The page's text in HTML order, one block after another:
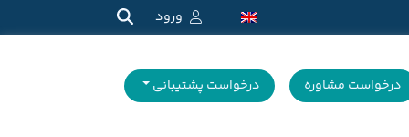
ورود
درخواست مشاوره درخواست پشتیبانی